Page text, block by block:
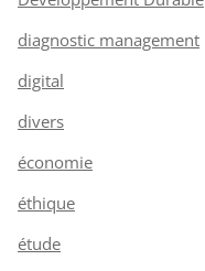
diagnostic management
digital
divers
économie
éthique
étude